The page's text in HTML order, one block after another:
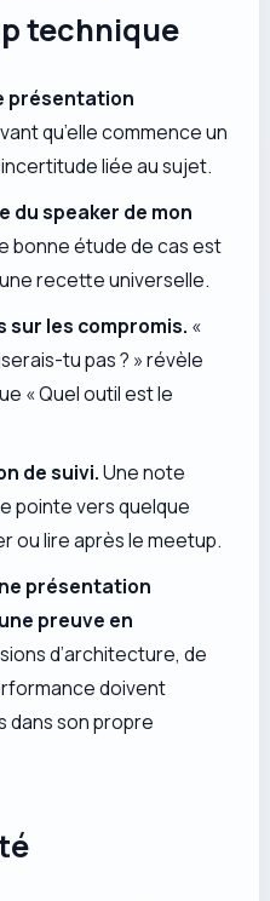
technique
présentation
qu’elle commence un
liée au sujet.
du speaker de mon
bonne étude de cas est
recette universelle.
sur les compromis. «
tu pas ? » révèle
« Quel outil est le
de suivi.Une note
pointe vers quelque
ou lire après le meetup.
présentation
preuve en
d’architecture, de
doivent
dans son propre